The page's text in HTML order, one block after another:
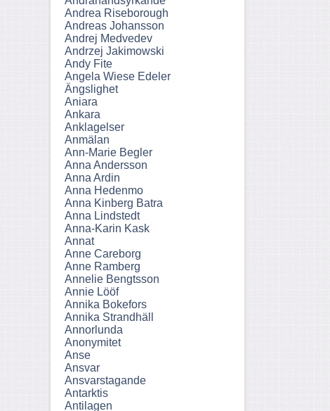
Andrea Riseborough
Andreas Johansson
Andrej Medvedev
Andrzej Jakimowski
Andy Fite
Angela Wiese Edeler
Ängslighet
Aniara
Ankara
Anklagelser
Anmälan
Ann-Marie Begler
Anna Andersson
Anna Ardin
Anna Hedenmo
Anna Kinberg Batra
Anna Lindstedt
Anna-Karin Kask
Annat
Anne Careborg
Anne Ramberg
Annelie Bengtsson
Annie Lööf
Annika Bokefors
Annika Strandhäll
Annorlunda
Anonymitet
Anse
Ansvar
Ansvarstagande
Antarktis
Antilagen